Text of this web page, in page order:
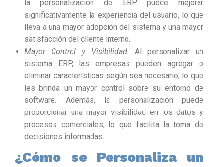
la personalización de ERP puede mejorar
significativamente la experiencia del usuario, lo que
lleva a una mayor adopción del sistema y una mayor
satisfacción del cliente interno.
Mayor Control y Visibilidad: Al personalizar un
sistema ERP, las empresas pueden agregar o
eliminar características según sea necesario, lo que
les brinda un mayor control sobre su entorno de
software. Además, la personalización puede
proporcionar una mayor visibilidad en los datos y
procesos comerciales, lo que facilita la toma de
decisiones informadas.
¿Cómo se Personaliza un